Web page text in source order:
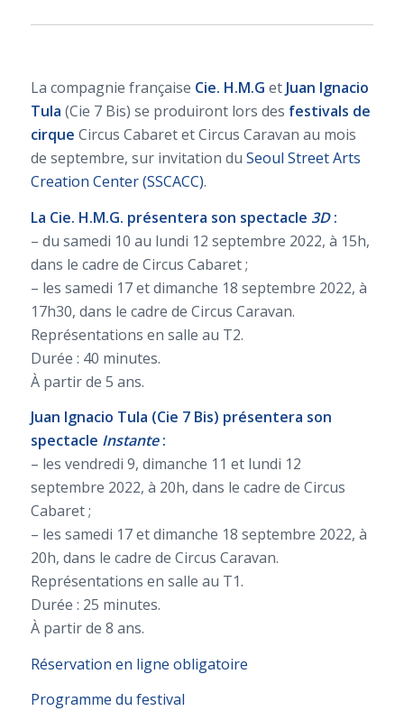
La compagnie française Cie. H.M.G et Juan Ignacio
Tula (Cie 7 Bis) se produiront lors des festivals de
cirque Circus Cabaret et Circus Caravan au mois
de septembre, sur invitation du Seoul Street Arts
Creation Center (SSCACC).
La Cie. H.M.G. présentera son spectacle 3D:
– du samedi 10 au lundi 12 septembre 2022, à 15h,
dans le cadre de Circus Cabaret ;
– les samedi 17 et dimanche 18 septembre 2022, à
17h30, dans le cadre de Circus Caravan.
Représentations en salle au T2.
Durée : 40 minutes.
À partir de 5 ans.
Juan Ignacio Tula (Cie 7 Bis) présentera son
spectacle Instante:
– les vendredi 9, dimanche 11 et lundi 12
septembre 2022, à 20h, dans le cadre de Circus
Cabaret ;
– les samedi 17 et dimanche 18 septembre 2022, à
20h, dans le cadre de Circus Caravan.
Représentations en salle au T1.
Durée : 25 minutes.
À partir de 8 ans.
Réservation en ligne obligatoire
Programme du festival